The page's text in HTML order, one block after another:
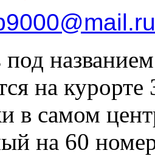
под
на
в самом
на 60